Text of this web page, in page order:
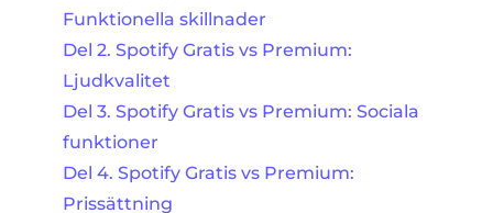
Funktionella skillnader
Del 2. Spotify Gratis vs Premium:
Ljudkvalitet
Del 3. Spotify Gratis vs Premium: Sociala
funktioner
Del 4. Spotify Gratis vs Premium:
Prissättning